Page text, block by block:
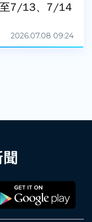
至7/13、7/14
2026.07.08 09:24